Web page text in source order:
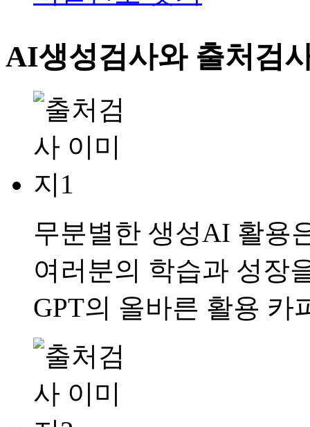
AI생성검사와 출처검
무분별한 생성AI 활용
여러분의 학습과 성장
GPT의 올바른 활용 카